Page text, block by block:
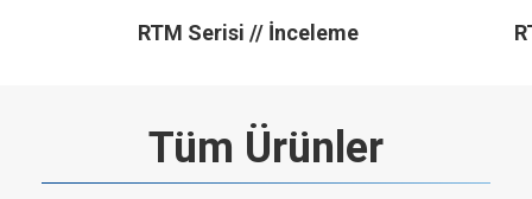
RTM Serisi // İnceleme
Tüm Ürünler